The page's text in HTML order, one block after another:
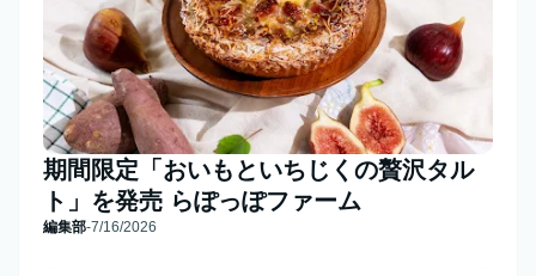
期間限定「おいもといちじくの贅沢タル
ト」を発売 らぽっぽファーム
編集部-7/16/2026